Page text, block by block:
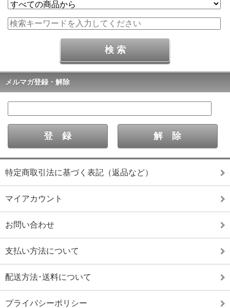
メルマガ登録・解除
特定商取引法に基づく表記（返品など）
マイアカウント
お問い合わせ
支払い方法について
配送方法･送料について
プライバシーポリシー